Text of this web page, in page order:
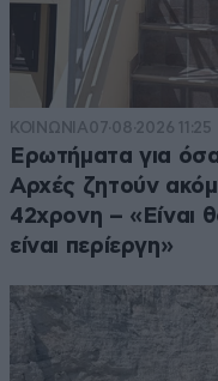
ΚΟΙΝΩΝΙΑ07·08·2026 11:25
Ερωτήματα για
Αρχές ζητούν
42χρονη – «Είναι
είναι περίεργη»